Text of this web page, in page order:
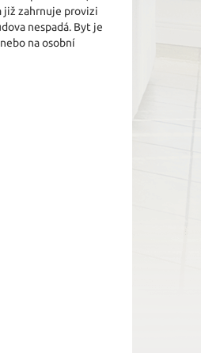
již zahrnuje provizi
nespadá. Byt je
na osobní